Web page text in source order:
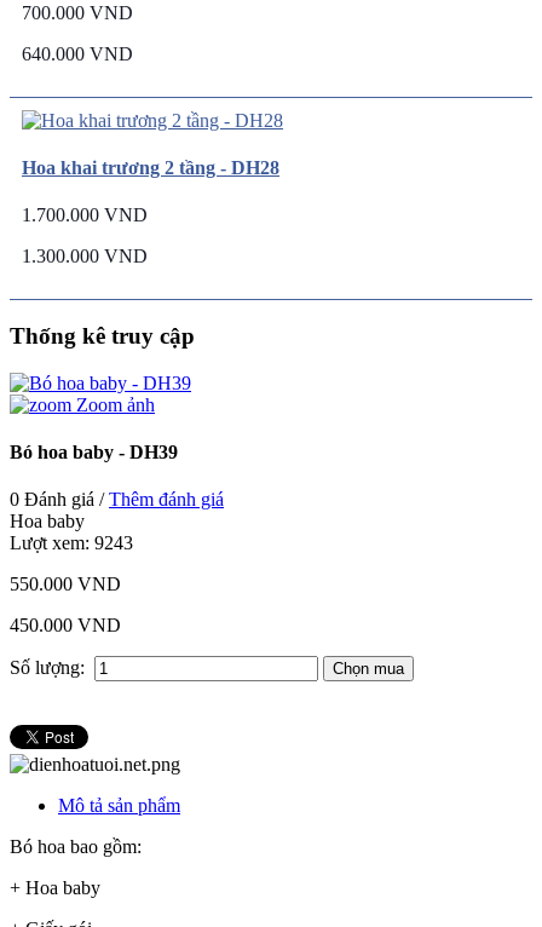
700.000 VND
640.000 VND
Hoa khai trương 2 tầng - DH28
1.700.000 VND
1.300.000 VND
Thống kê truy cập
Zoom ảnh
Bó hoa baby - DH39
0 Đánh giá /Thêm đánh giá
Hoa baby
Lượt xem: 9243
550.000 VND
450.000 VND
Số lượng:
Mô tả sản phẩm
Bó hoa bao gồm:
+ Hoa baby